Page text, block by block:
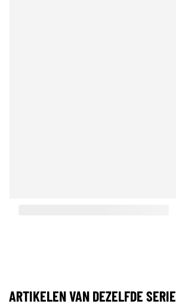
ARTIKELEN VAN DEZELFDE SERIE